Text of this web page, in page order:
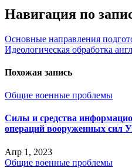
Навигация по
Основные направления
Идеологическая обработка
Похожая запись
Общие военные проблемы
Силы и средства
операций вооруженных сил
Апр 1, 2023
Общие военные проблемы